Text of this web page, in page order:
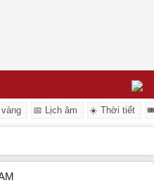
📅 Lịch âm ☀️ Thời tiết